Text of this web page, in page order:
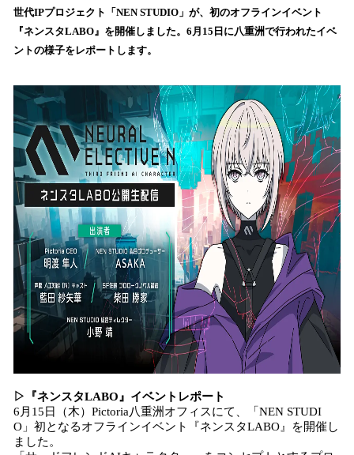
を
読
込
中
で
す
世代IPプロジェクト「NEN STUDIO」が、初のオフラインイベント
『ネンスタLABO』を開催しました。6月15日に八重洲で行われたイベ
ントの様子をレポートします。
▷『ネンスタLABO』イベントレポート
6月15日（木）Pictoria八重洲オフィスにて、「NEN STUDI
O」初となるオフラインイベント『ネンスタLABO』を開催し
ました。